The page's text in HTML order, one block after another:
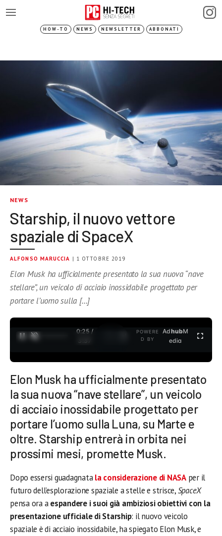
HOW-TO NEWS NEWSLETTER ABBONATI
NEWS
Starship, il nuovo vettore
spaziale di SpaceX
ALFONSO MARUCCIA | 1 OTTOBRE 2019
Elon Musk ha ufficialmente presentato la sua nuova “nave
stellare”, un veicolo di acciaio inossidabile progettato per
portare l’uomo sulla […]
0:25 /
3:37
POWERE
D BY
AdhubM
edia
Elon Musk ha ufficialmente presentato
la sua nuova “nave stellare”, un veicolo
di acciaio inossidabile progettato per
portare l’uomo sulla Luna, su Marte e
oltre. Starship entrerà in orbita nei
prossimi mesi, promette Musk.
Dopo essersi guadagnatala considerazione di NASAper il
futuro dell’esplorazione spaziale a stelle e strisce,SpaceX
pensa ora aespandere i suoi già ambiziosi obiettivi con la
presentazione ufficiale di Starship: il nuovo veicolo
spaziale è di acciaio inossidabile, ha spiegato Elon Musk, e